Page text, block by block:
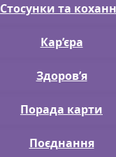
Стосунки та
Кар’єра
Здоров’я
Порада карти
Поєднання